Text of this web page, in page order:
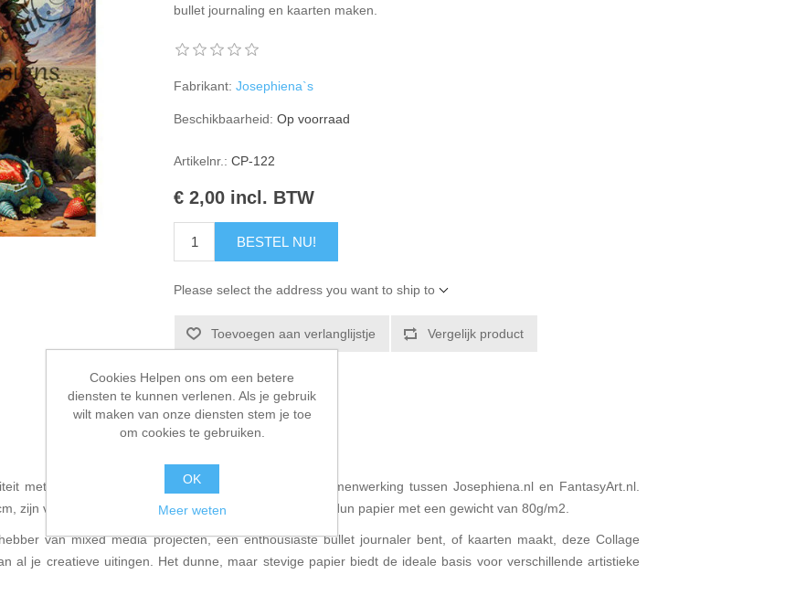
bullet journaling en kaarten maken.
Fabrikant: Josephiena`s
Beschikbaarheid: Op voorraad
Artikelnr.: CP-122
€ 2,00 incl. BTW
BESTEL NU!
Please select the address you want to ship to
Toevoegen aan verlanglijstje Vergelijk product
E-mail een vriend
met onze Collage Papers, een meesterwerk van samenwerking tussen Josephiena.nl en FantasyArt.nl.
zijn vervaardigd met zorg en gedrukt op hoogwaardig dun papier met een gewicht van 80g/m2.
van mixed media projecten, een enthousiaste bullet journaler bent, of kaarten maakt, deze Collage
al je creatieve uitingen. Het dunne, maar stevige papier biedt de ideale basis voor verschillende artistieke
Cookies Helpen ons om een betere
diensten te kunnen verlenen. Als je gebruik
wilt maken van onze diensten stem je toe
om cookies te gebruiken.
OK
Meer weten